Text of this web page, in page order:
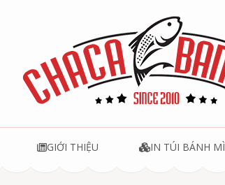
GIỚI THIỆU IN TÚI BÁNH MÌ